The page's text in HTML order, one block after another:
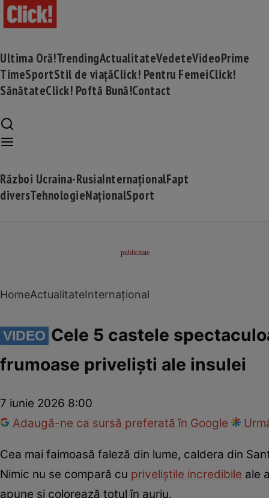
Ultima Oră!TrendingActualitateVedeteVideoPrime
TimeSportStil de viațăClick! Pentru FemeiClick!
SănătateClick! Poftă Bună!Contact
Război Ucraina-RusiaInternaționalFapt
diversTehnologieNaționalSport
HomeActualitateInternațional
VIDEO Cele 5 castele
frumoase priveliști ale insulei
7 iunie 2026 8:00
Adaugă-ne ca sursă preferată în Google
Cea mai faimoasă faleză din lume, caldera din
Nimic nu se compară cu priveliștile incredibile ale
apune și colorează totul în auriu.